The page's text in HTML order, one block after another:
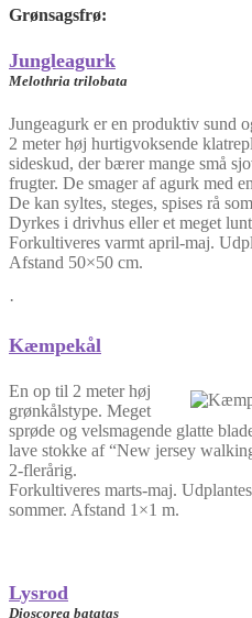
Grønsagsfrø:
Jungleagurk
Melothria trilobata
Jungeagurk er en produktiv sund
2 meter høj hurtigvoksende
sideskud, der bærer mange små
frugter. De smager af agurk med
De kan syltes, steges, spises rå
Dyrkes i drivhus eller et meget
Forkultiveres varmt april-maj.
Afstand 50×50 cm.
·
Kæmpekål
En op til 2 meter høj
grønkålstype. Meget
sprøde og velsmagende glatte
lave stokke af “New jersey
2-flerårig.
Forkultiveres marts-maj.
sommer. Afstand 1×1 m.
Lysrod
Dioscorea batatas